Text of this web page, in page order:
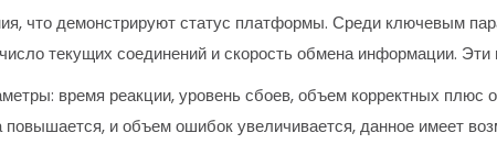
что демонстрируют статус платформы. Среди ключевым
текущих соединений и скорость обмена информации.
время реакции, уровень сбоев, объем корректных
повышается, и объем ошибок увеличивается, данное имеет